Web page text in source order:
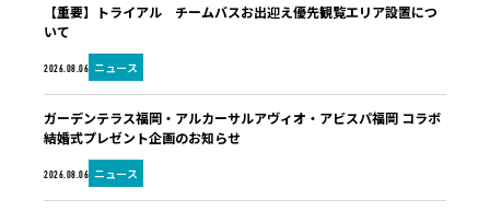
2026.08.06 ニュース
【重要】トライアル チームバスお出迎え優先観覧エリア設置につ
いて
2026.08.06 ニュース
ガーデンテラス福岡・アルカーサルアヴィオ・アビスパ福岡 コラボ
結婚式プレゼント企画のお知らせ